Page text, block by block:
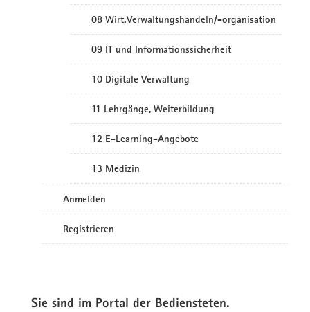
08 Wirt.Verwaltungshandeln/-organisation
09 IT und Informationssicherheit
10 Digitale Verwaltung
11 Lehrgänge, Weiterbildung
12 E-Learning-Angebote
13 Medizin
Anmelden
Registrieren
Sie sind im Portal der Bediensteten.